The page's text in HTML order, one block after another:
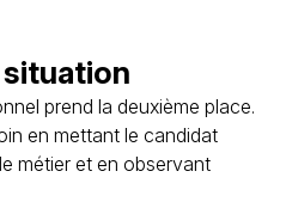
prend la deuxième place.
en mettant le candidat
métier et en observant